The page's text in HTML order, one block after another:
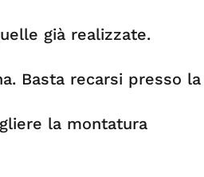
già realizzate.
Basta recarsi presso la
la montatura